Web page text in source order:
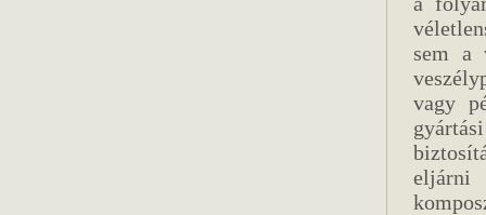
sem a
vagy
eljárni